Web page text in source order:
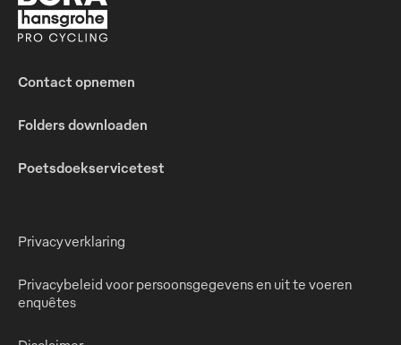
Contact opnemen
Folders downloaden
Poetsdoekservicetest
Privacyverklaring
Privacybeleid voor persoonsgegevens en uit te voeren
enquêtes